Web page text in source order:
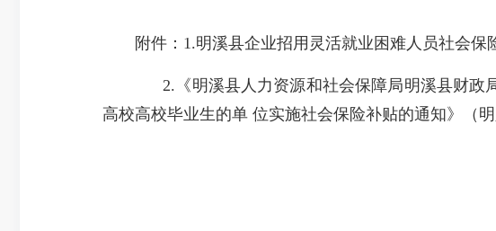
附件：1.明溪县企业招用灵活就业困难人员社会保
2.《明溪县人力资源和社会保障局明溪县财政局
高校高校毕业生的单 位实施社会保险补贴的通知》（明